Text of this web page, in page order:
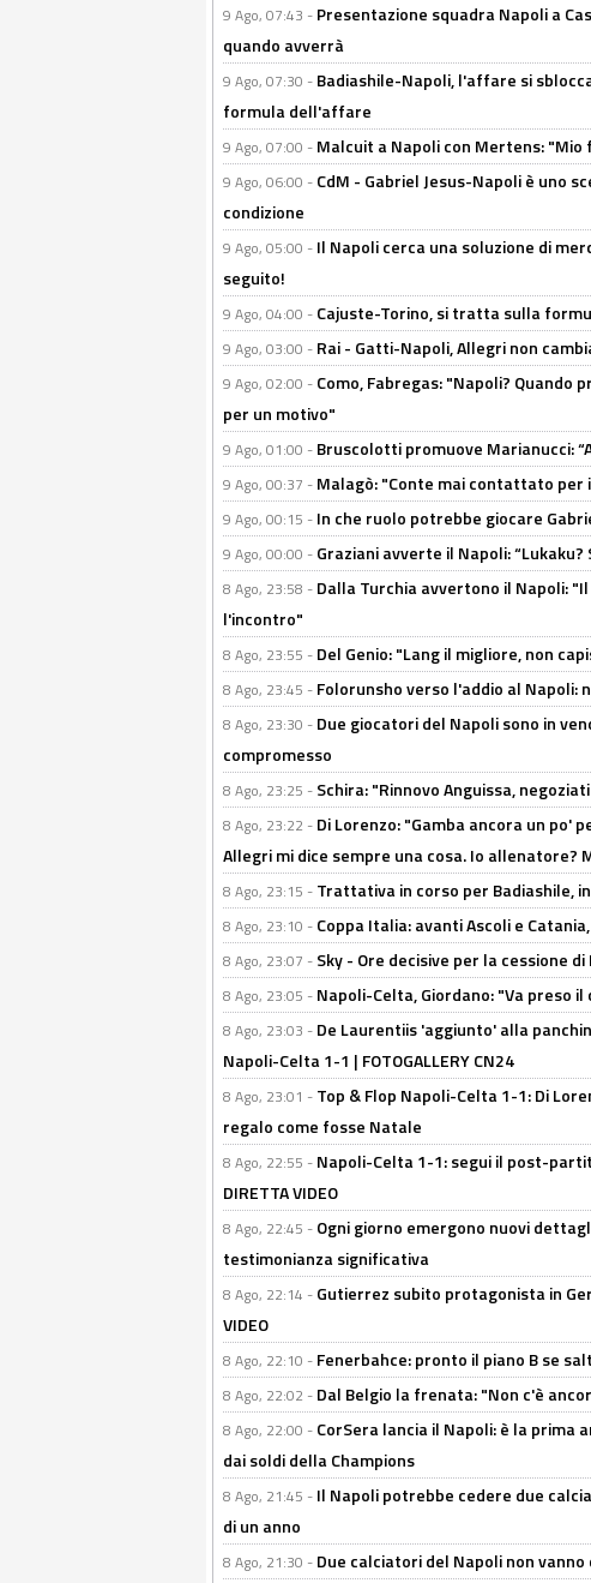
9 Ago, 07:43 - Presentazione squadra Napoli a
quando avverrà
9 Ago, 07:30 - Badiashile-Napoli, l'affare si
formula dell'affare
9 Ago, 07:00 - Malcuit a Napoli con Mertens: "Mio
9 Ago, 06:00 - CdM - Gabriel Jesus-Napoli è uno
condizione
9 Ago, 05:00 - Il Napoli cerca una soluzione di
seguito!
9 Ago, 04:00 - Cajuste-Torino, si tratta sulla
9 Ago, 03:00 - Rai - Gatti-Napoli, Allegri non
9 Ago, 02:00 - Como, Fabregas: "Napoli? Quando
per un motivo"
9 Ago, 01:00 - Bruscolotti promuove Marianucci:
9 Ago, 00:37 - Malagò: "Conte mai contattato per
9 Ago, 00:15 - In che ruolo potrebbe giocare
9 Ago, 00:00 - Graziani avverte il Napoli:
8 Ago, 23:58 - Dalla Turchia avvertono il Napoli:
l'incontro"
8 Ago, 23:55 - Del Genio: "Lang il migliore, non
8 Ago, 23:45 - Folorunsho verso l'addio al Napoli:
8 Ago, 23:30 - Due giocatori del Napoli sono in
compromesso
8 Ago, 23:25 - Schira: "Rinnovo Anguissa,
8 Ago, 23:22 - Di Lorenzo: "Gamba ancora un po'
Allegri mi dice sempre una cosa. Io allenatore?
8 Ago, 23:15 - Trattativa in corso per Badiashile,
8 Ago, 23:10 - Coppa Italia: avanti Ascoli e
8 Ago, 23:07 - Sky - Ore decisive per la cessione
8 Ago, 23:05 - Napoli-Celta, Giordano: "Va preso
8 Ago, 23:03 - De Laurentiis 'aggiunto' alla
Napoli-Celta 1-1 | FOTOGALLERY CN24
8 Ago, 23:01 - Top & Flop Napoli-Celta 1-1: Di
regalo come fosse Natale
8 Ago, 22:55 - Napoli-Celta 1-1: segui il post-
DIRETTA VIDEO
8 Ago, 22:45 - Ogni giorno emergono nuovi
testimonianza significativa
8 Ago, 22:14 - Gutierrez subito protagonista in
VIDEO
8 Ago, 22:10 - Fenerbahce: pronto il piano B se
8 Ago, 22:02 - Dal Belgio la frenata: "Non c'è
8 Ago, 22:00 - CorSera lancia il Napoli: è la
dai soldi della Champions
8 Ago, 21:45 - Il Napoli potrebbe cedere due
di un anno
8 Ago, 21:30 - Due calciatori del Napoli non